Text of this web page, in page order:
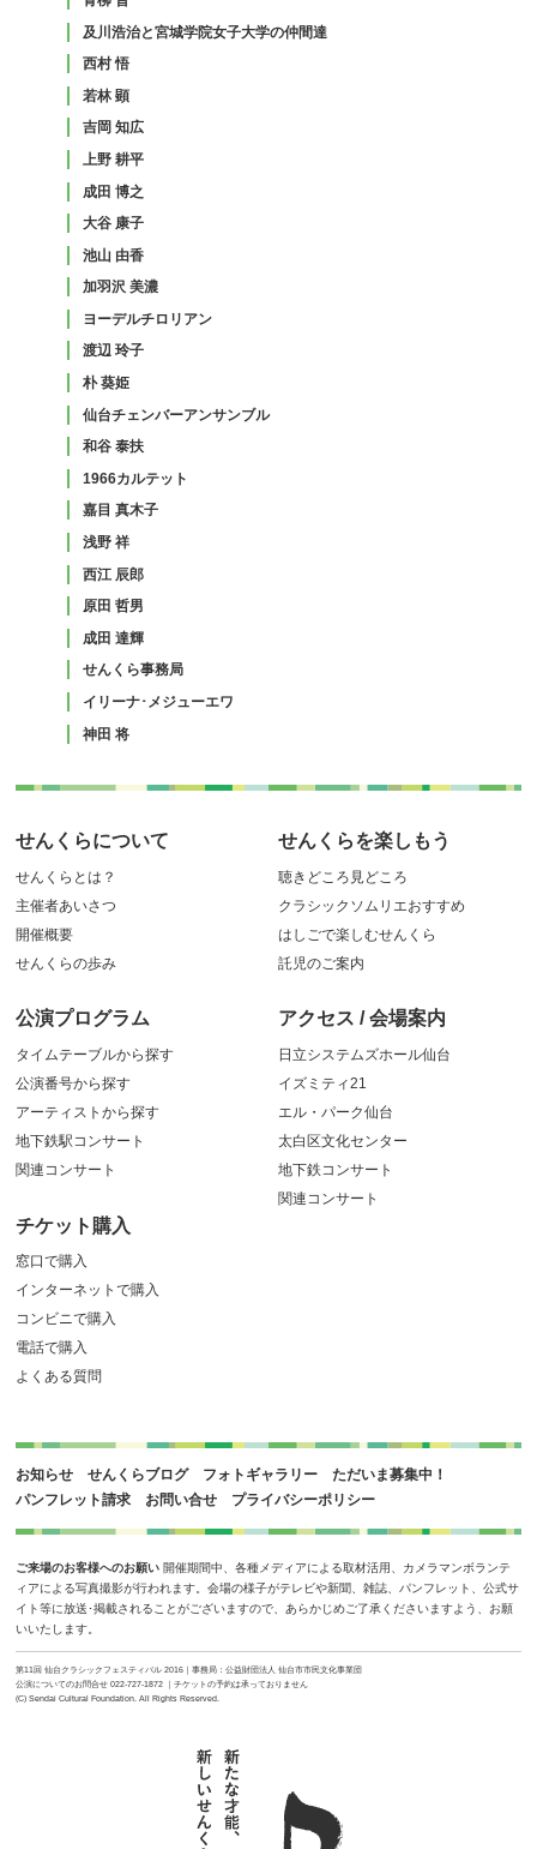
及川浩治と宮城学院女子大学の仲間達
西村 悟
若林 顕
吉岡 知広
上野 耕平
成田 博之
大谷 康子
池山 由香
加羽沢 美濃
ヨーデルチロリアン
渡辺 玲子
朴 葵姫
仙台チェンバーアンサンブル
和谷 泰扶
1966カルテット
嘉目 真木子
浅野 祥
西江 辰郎
原田 哲男
成田 達輝
せんくら事務局
イリーナ･メジューエワ
神田 将
せんくらについて
せんくらとは？
主催者あいさつ
開催概要
せんくらの歩み
せんくらを楽しもう
聴きどころ見どころ
クラシックソムリエおすすめ
はしごで楽しむせんくら
託児のご案内
公演プログラム
タイムテーブルから探す
公演番号から探す
アーティストから探す
地下鉄駅コンサート
関連コンサート
アクセス / 会場案内
日立システムズホール仙台
イズミティ21
エル・パーク仙台
太白区文化センター
地下鉄コンサート
関連コンサート
チケット購入
窓口で購入
インターネットで購入
コンビニで購入
電話で購入
よくある質問
お知らせ せんくらブログ フォトギャラリー
ただいま募集中！
パンフレット請求
お問い合せ プライバシーポリシー
ご来場のお客様へのお願い 開催期間中、各種メディアによる取材活用、カメラマンボランテ
ィアによる写真撮影が行われます。会場の様子がテレビや新聞、雑誌、パンフレット、公式サ
イト等に放送･掲載されることがございますので、あらかじめご了承くださいますよう、お願
いいたします。
第11回 仙台クラシックフェスティバル 2016｜事務局：公益財団法人 仙台市市民文化事業団
公演についてのお問合せ 022-727-1872 ｜チケットの予約は承っておりません
(C) Sendai Cultural Foundation. All Rights Reserved.